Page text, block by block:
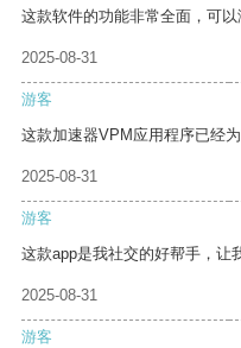
这款软件的功能非常全面，可以
2025-08-31
游客
这款加速器VPM应用程序已经
2025-08-31
游客
这款app是我社交的好帮手，让
2025-08-31
游客